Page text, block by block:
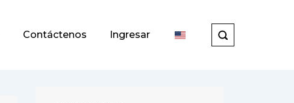
Contáctenos Ingresar